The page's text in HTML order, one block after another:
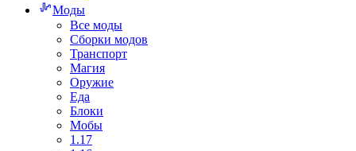
Моды
Все моды
Сборки модов
Транспорт
Магия
Оружие
Еда
Блоки
Мобы
1.17